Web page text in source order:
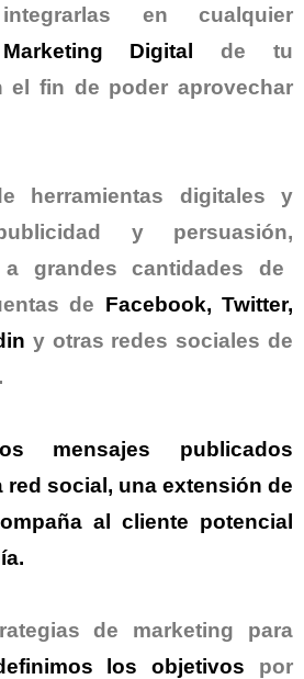
integrarlas en cualquier
Digital
de tu
el fin de poder aprovechar
herramientas digitales y
y persuasión,
a grandes cantidades de
de Facebook, Twitter,
y otras redes sociales de
mensajes publicados
red social, una extensión de
al cliente potencial
de marketing para
los objetivos por